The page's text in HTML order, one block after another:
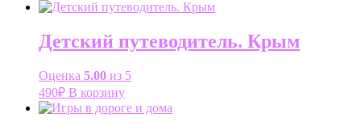
Детский путеводитель. Крым
Оценка 5.00 из 5
490₽ В корзину